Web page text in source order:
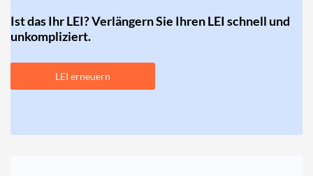
Ist das Ihr LEI? Verlängern Sie Ihren LEI schnell und
unkompliziert.
LEI erneuern